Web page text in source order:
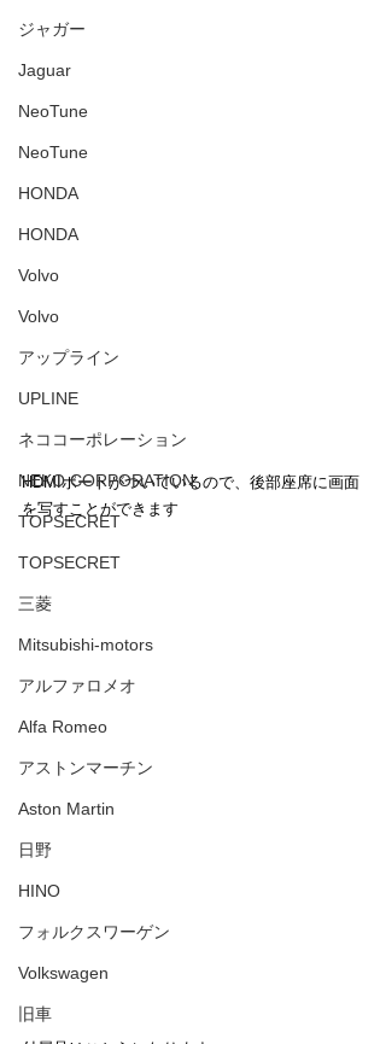
ジャガー
Jaguar
NeoTune
NeoTune
HONDA
HONDA
Volvo
Volvo
アップライン
UPLINE
ネココーポレーション
NEKO CORPORATION
TOPSECRET
TOPSECRET
三菱
Mitsubishi-motors
アルファロメオ
Alfa Romeo
アストンマーチン
Aston Martin
日野
HINO
フォルクスワーゲン
Volkswagen
旧車
HDMIポートがついているので、後部座席に画面
を写すことができます